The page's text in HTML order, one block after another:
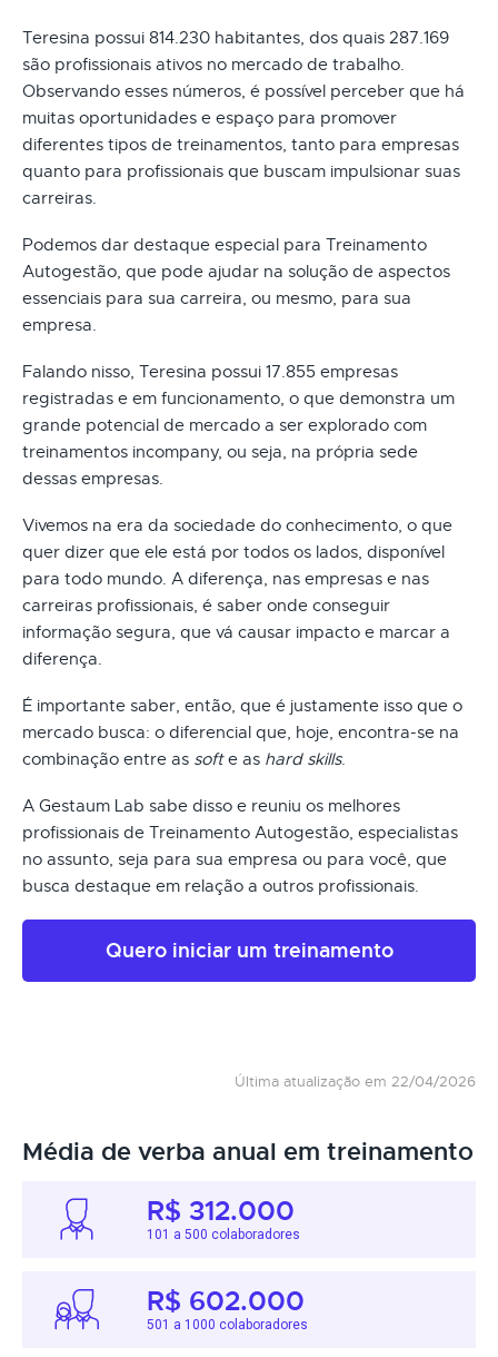
Teresina possui 814.230 habitantes, dos quais 287.169
são profissionais ativos no mercado de trabalho.
Observando esses números, é possível perceber que há
muitas oportunidades e espaço para promover
diferentes tipos de treinamentos, tanto para empresas
quanto para profissionais que buscam impulsionar suas
carreiras.
Podemos dar destaque especial para Treinamento
Autogestão, que pode ajudar na solução de aspectos
essenciais para sua carreira, ou mesmo, para sua
empresa.
Falando nisso, Teresina possui 17.855 empresas
registradas e em funcionamento, o que demonstra um
grande potencial de mercado a ser explorado com
treinamentos incompany, ou seja, na própria sede
dessas empresas.
Vivemos na era da sociedade do conhecimento, o que
quer dizer que ele está por todos os lados, disponível
para todo mundo. A diferença, nas empresas e nas
carreiras profissionais, é saber onde conseguir
informação segura, que vá causar impacto e marcar a
diferença.
É importante saber, então, que é justamente isso que o
mercado busca: o diferencial que, hoje, encontra-se na
combinação entre as softe as hard skills.
A Gestaum Lab sabe disso e reuniu os melhores
profissionais de Treinamento Autogestão, especialistas
no assunto, seja para sua empresa ou para você, que
busca destaque em relação a outros profissionais.
Quero iniciar um treinamento
Última atualização em 22/04/2026
Média de verba anual em treinamento
R$ 312.000
101 a 500 colaboradores
R$ 602.000
501 a 1000 colaboradores